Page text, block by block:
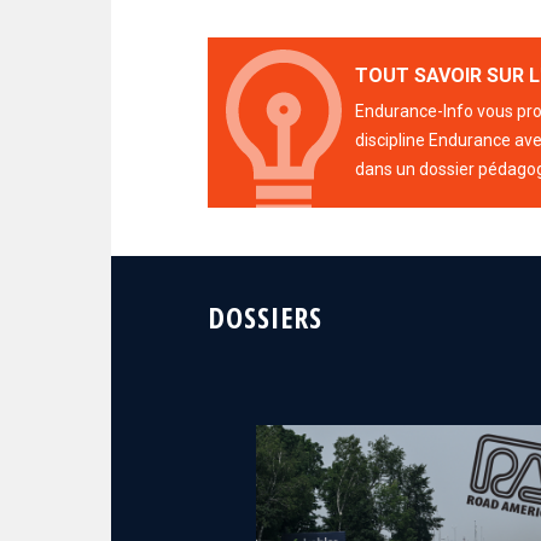
TOUT SAVOIR SUR
Endurance-Info vous
discipline Endurance
dans un dossier
DOSSIERS